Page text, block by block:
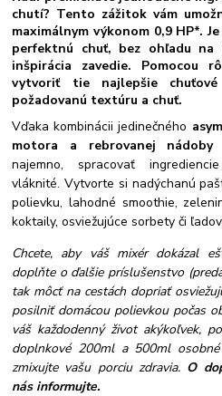
chutí? Tento zážitok vám
maximálnym výkonom 0,9 HP*.
perfektnú chuť, bez ohľadu
inšpirácia zavedie. Pomocou
vytvoriť tie najlepšie
požadovanú textúru a chuť.
Vďaka kombinácii jedinečného
motora a rebrovanej
najemno, spracovať
vláknité. Vytvorte si nadýchanú
polievku, lahodné smoothie,
koktaily, osviežujúce sorbety či
Chcete, aby váš mixér dokázal
doplňte o ďalšie príslušenstvo
tak môcť na cestách dopriať
posilniť domácou polievkou počas
váš každodenný život akýkoľvek,
doplnkové 200ml a 500ml
zmixujte vašu porciu zdravia. O
nás informujte.